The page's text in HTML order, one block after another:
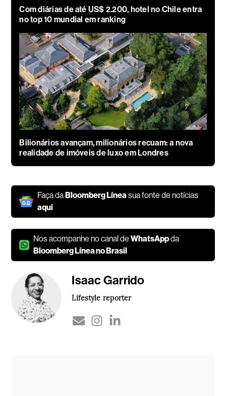
Com diárias de até US$ 2.200, hotel no Chile entra
no top 10 mundial em ranking
Bilionários avançam, milionários recuam: a nova
realidade de imóveis de luxo em Londres
Faça daBloomberg Líneasua fonte de notícias
aqui
Nos acompanhe no canal deWhatsAppda
Bloomberg Línea no Brasil
Isaac Garrido
Lifestyle reporter